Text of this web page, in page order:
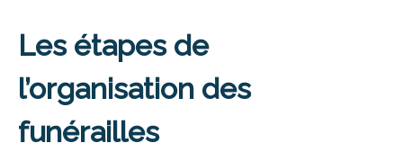
Les étapes de
l’organisation des
funérailles